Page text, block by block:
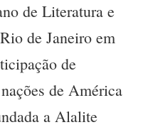
de Literatura e
de Janeiro em
de
de América
a Alalite